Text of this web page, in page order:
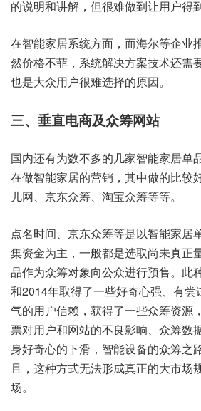
的说明和讲解，但很难做到让用户得
在智能家居系统方面，而海尔等企业
然价格不菲，系统解决方案技术还需
也是大众用户很难选择的原因。
三、垂直电商及众筹网站
国内还有为数不多的几家智能家居单
在做智能家居的营销，其中做的比较
儿网、京东众筹、淘宝众筹等等。
点名时间、京东众筹等是以智能家居
集资金为主，一般都是选取尚未真正
品作为众筹对象向公众进行预售。此
和2014年取得了一些好奇心强、有尝
气的用户信赖，获得了一些众筹资源
票对用户和网站的不良影响、众筹数
身好奇心的下滑，智能设备的众筹之
且，这种方式无法形成真正的大市场
场。